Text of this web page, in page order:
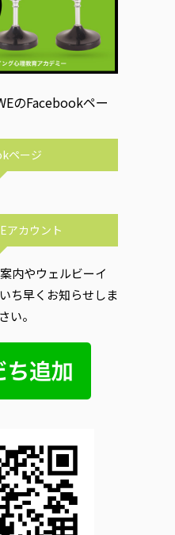
のFacebookペー
ページ
アカウント
内やウェルビーイ
ち早くお知らせしま
い。